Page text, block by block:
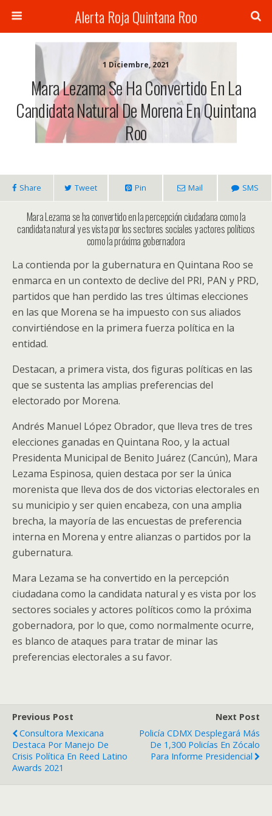
Alerta Roja Quintana Roo
1 Diciembre, 2021
Mara Lezama Se Ha Convertido En La
Candidata Natural De Morena En Quintana
Roo
Share Tweet Pin Mail SMS
Mara Lezama se ha convertido en la percepción ciudadana como la
candidata natural y es vista por los sectores sociales y actores políticos
como la próxima gobernadora
La contienda por la gubernatura en Quintana Roo se
enmarca en un contexto de declive del PRI, PAN y PRD,
partidos que han perdido las tres últimas elecciones
en las que Morena se ha impuesto con sus aliados
convirtiéndose en la primera fuerza política en la
entidad.
Destacan, a primera vista, dos figuras políticas en las
que se sustenta las amplias preferencias del
electorado por Morena.
Andrés Manuel López Obrador, que lleva tres de tres
elecciones ganadas en Quintana Roo, y la actual
Presidenta Municipal de Benito Juárez (Cancún), Mara
Lezama Espinosa, quien destaca por ser la única
morenista que lleva dos de dos victorias electorales en
su municipio y ser quien encabeza, con una amplia
brecha, la mayoría de las encuestas de preferencia
interna en Morena y entre alianzas o partidos por la
gubernatura.
Mara Lezama se ha convertido en la percepción
ciudadana como la candidata natural y es vista por los
sectores sociales y actores políticos como la próxima
gobernadora, por lo que, como normalmente ocurre,
es blanco de ataques para tratar de minar las
preferencias electorales a su favor.
Previous Post
Consultora Mexicana
Destaca Por Manejo De
Crisis Política En Reed Latino
Awards 2021
Next Post
Policía CDMX Desplegará Más
De 1,300 Policías En Zócalo
Para Informe Presidencial